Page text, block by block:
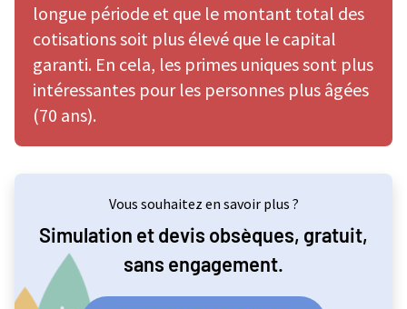
longue période et que le montant total des
cotisations soit plus élevé que le capital
garanti. En cela, les primes uniques sont plus
intéressantes pour les personnes plus âgées
(70 ans).
Vous souhaitez en savoir plus ?
Simulation et devis obsèques, gratuit,
sans engagement.